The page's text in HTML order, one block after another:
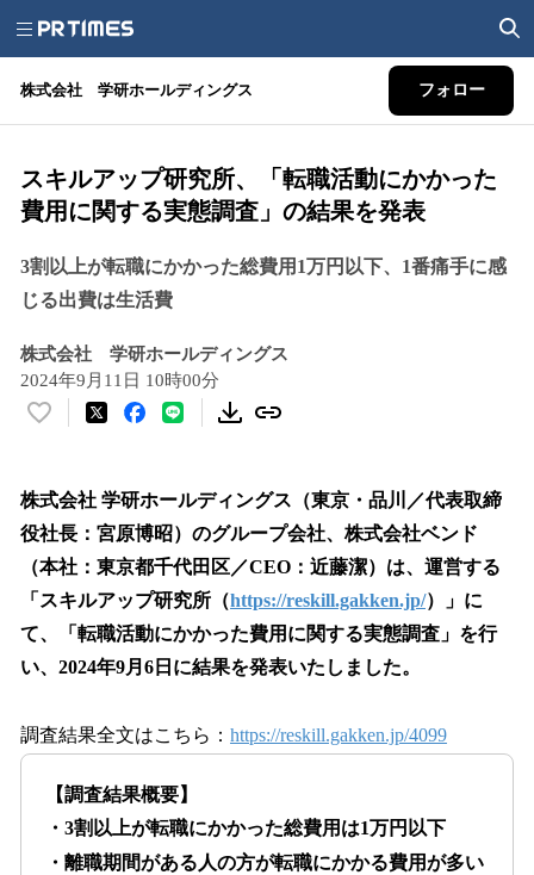
株式会社 学研ホールディングス フォロー
スキルアップ研究所、「転職活動にかかった
費用に関する実態調査」の結果を発表
3割以上が転職にかかった総費用1万円以下、1番痛手に感
じる出費は生活費
株式会社 学研ホールディングス
2024年9月11日 10時00分
い
！
数
を
読
み
み
中
す
株式会社 学研ホールディングス（東京・品川／代表取締
役社長：宮原博昭）のグループ会社、株式会社ベンド
（本社：東京都千代田区／CEO：近藤潔）は、運営する
「スキルアップ研究所（https://reskill.gakken.jp/）」に
て、「転職活動にかかった費用に関する実態調査」を行
い、2024年9月6日に結果を発表いたしました。
調査結果全文はこちら： https://reskill.gakken.jp/4099
【調査結果概要】
・3割以上が転職にかかった総費用は1万円以下
・離職期間がある人の方が転職にかかる費用が多い